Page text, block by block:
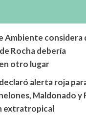
Ambiente considera
Rocha debería
otro lugar
alerta roja
Maldonado y
extratropical